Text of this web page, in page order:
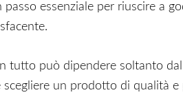
essenziale per riuscire a
tutto può dipendere soltanto
un prodotto di qualità